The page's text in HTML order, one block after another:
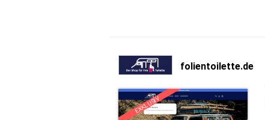
folientoilette.de
EXKLUSIV